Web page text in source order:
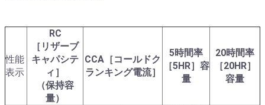
性能
表示
RC
［リザーブ
キャパシテ
ィ］
（保持容
量）
CCA［コールドク
ランキング電流］
5時間率
［5HR］容
量
20時間率
［20HR］
容量